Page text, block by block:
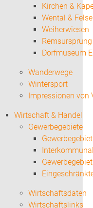
Kirchen &
Wental &
Weiherwiesen
Remsursprung
Dorfmuseum
Wanderwege
Wintersport
Impressionen von
Wirtschaft & Handel
Gewerbegebiete
Wirtschaftsdaten
Wirtschaftslinks